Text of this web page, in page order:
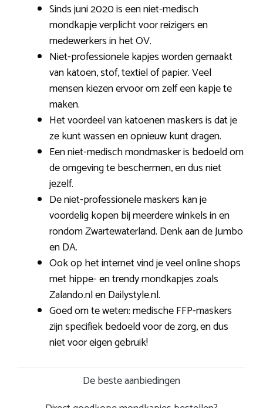
Sinds juni 2020 is een niet-medisch
mondkapje verplicht voor reizigers en
medewerkers in het OV.
Niet-professionele kapjes worden gemaakt
van katoen, stof, textiel of papier. Veel
mensen kiezen ervoor om zelf een kapje te
maken.
Het voordeel van katoenen maskers is dat je
ze kunt wassen en opnieuw kunt dragen.
Een niet-medisch mondmasker is bedoeld om
de omgeving te beschermen, en dus niet
jezelf.
De niet-professionele maskers kan je
voordelig kopen bij meerdere winkels in en
rondom Zwartewaterland. Denk aan de Jumbo
en DA.
Ook op het internet vind je veel online shops
met hippe- en trendy mondkapjes zoals
Zalando.nl en Dailystyle.nl.
Goed om te weten: medische FFP-maskers
zijn specifiek bedoeld voor de zorg, en dus
niet voor eigen gebruik!
De beste aanbiedingen